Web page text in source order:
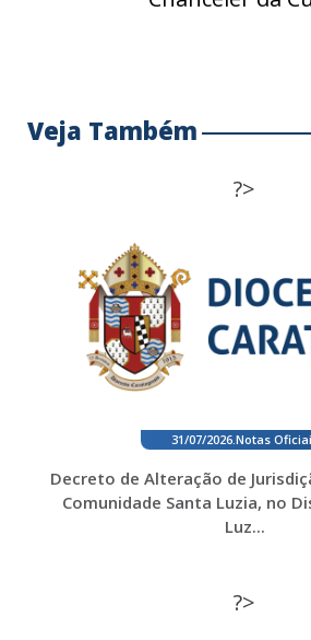
Veja Também
?>
31/07/2026. Notas
Decreto de Alteração de
Comunidade Santa Luzia, no
Luz...
?>